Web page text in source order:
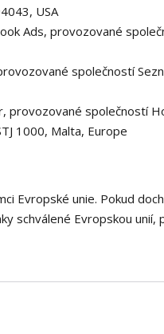
USA
Ads, provozované
společností
společností
1000, Malta, Europe
Evropské unie. Pokud
schválené Evropskou unií,